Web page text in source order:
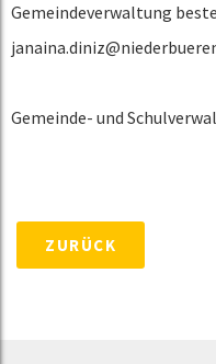
Gemeindeverwaltung
Gemeinde- und
ZURÜCK